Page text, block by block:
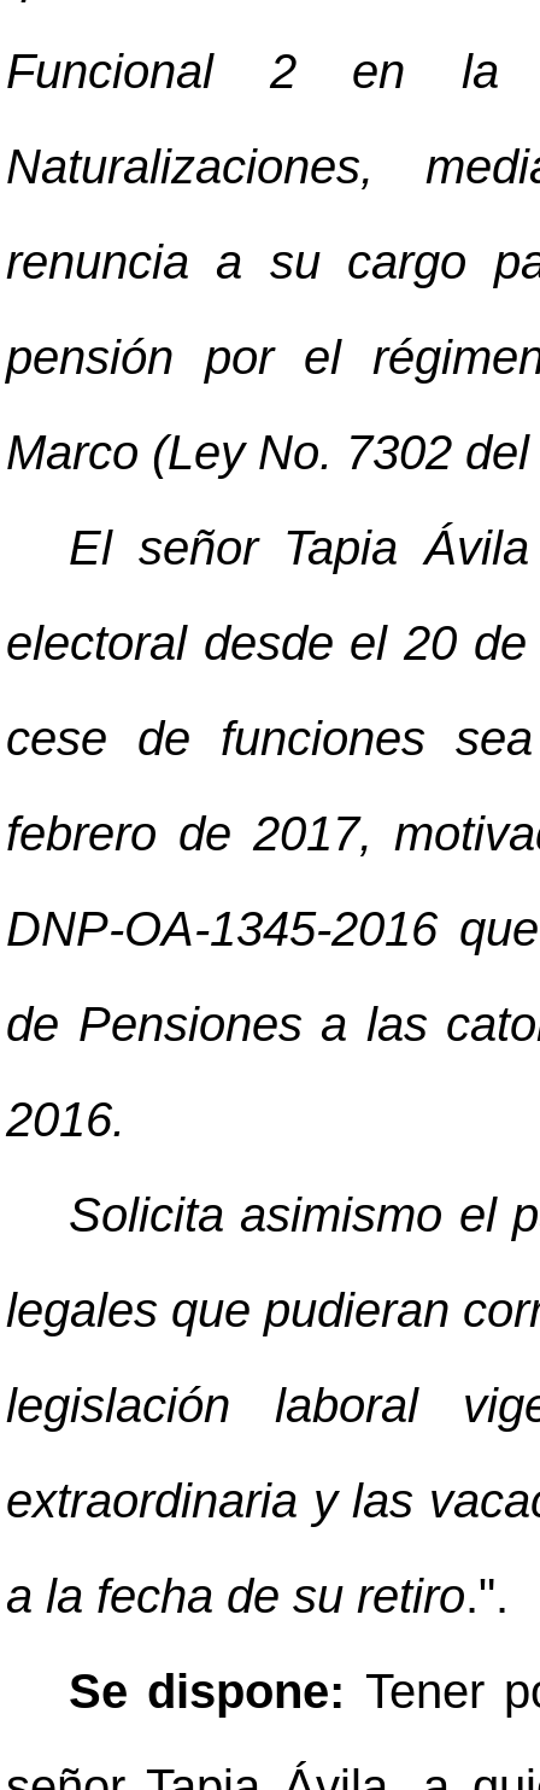
Funcional 2 en la
Naturalizaciones,
renuncia a su cargo
pensión por el
Marco (Ley No. 7302
El señor Tapia
electoral desde el 20
cese de funciones
febrero de 2017,
DNP-OA-1345-2016
de Pensiones a las
2016.
Solicita asimismo el
legales que pudieran
legislación laboral
extraordinaria y las
a la fecha de su retiro.".
Se dispone: Tener